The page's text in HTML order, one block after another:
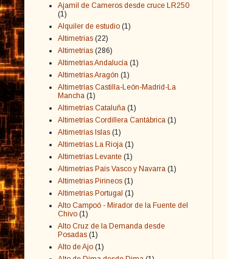
Ajamil de Cameros desde cruce LR250
(1)
Alquiler de estudio (1)
Altimetrias (22)
Altimetrías (286)
Altimetrías Andalucía (1)
Altimetrías Aragón (1)
Altimetrías Castilla-León-Madrid-La
Mancha (1)
Altimetrías Cataluña (1)
Altimetrías Cordillera Cantábrica (1)
Altimetrías Islas (1)
Altimetrías La Rioja (1)
Altimetrías Levante (1)
Altimetrías País Vasco y Navarra (1)
Altimetrias Pirineos (1)
Altimetrías Portugal (1)
Alto Campoó - Mirador de la Fuente del
Chivo (1)
Alto Cruz de la Demanda desde
Posadas (1)
Alto de Ajo (1)